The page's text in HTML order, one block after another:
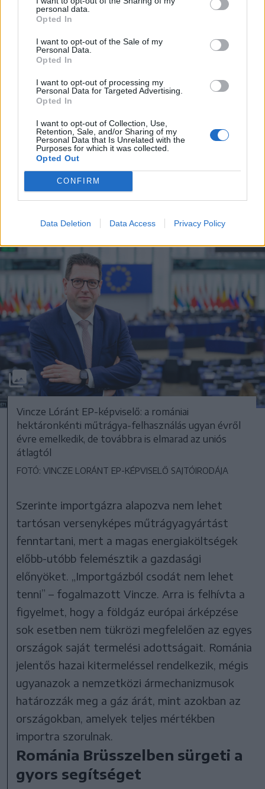
personal data.
Opted In
I want to opt-out of the Sale of my
Personal Data.
Opted In
I want to opt-out of processing my
Personal Data for Targeted Advertising.
Opted In
I want to opt-out of Collection, Use,
Retention, Sale, and/or Sharing of my
Personal Data that Is Unrelated with the
Purposes for which it was collected.
Opted Out
CONFIRM
Data Deletion Data Access Privacy Policy
Vincze Loránt szerint ugyanakkor önmagában
hosszú távú sikerre. A politikus úgy látja, hogy
a gyár jövője alapvetően a romániai
földgázkitermelés bővülésétől függ. Különösen
fontosnak tartja a Fekete-tenger romániai
szektorában található Neptun Deep
földgázmező termelésének elindítását. A
képviselő szerint a marosvásárhelyi üzem
hosszú távú működésének és
versenyképességének alapfeltétele a fekete-
Vincze Lóránt EP-képviselő: a romániai
hektáronkénti műtrágya-felhasználás ugyan évről
évre emelkedik, de továbbra is elmarad az uniós
átlagtól
FOTÓ: VINCZE LORÁNT EP-KÉPVISELŐ SAJTÓIRODÁJA
Szerinte importgázra alapozva nem lehet
tartósan versenyképes műtrágyagyártást
fenntartani, mert a magas energiaköltségek
előbb-utóbb felemésztik a gazdasági
előnyöket. „Importgázból csodát nem lehet
tenni” – fogalmazott Vincze. Arra is felhívta a
figyelmet, hogy a földgáz európai árképzése
sok esetben nem tükrözi megfelelően az egyes
országok saját termelési adottságait. Románia
jelentős hazai kitermeléssel rendelkezik, mégis
ugyanazok a nemzetközi ármechanizmusok
határozzák meg a gáz árát, mint azokban az
országokban, amelyek teljes mértékben
importra szorulnak.
Románia Brüsszelben sürgeti a
gyors segítséget